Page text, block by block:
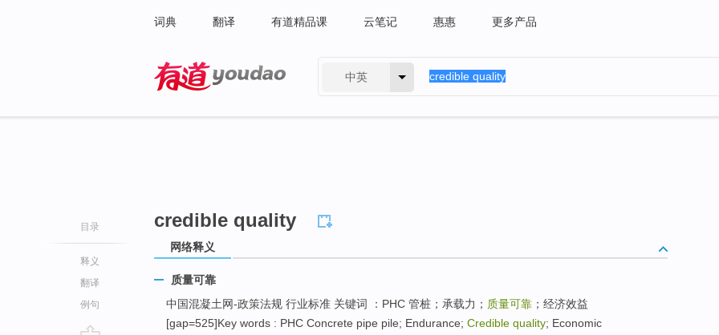
词典 翻译 有道精品课 云笔记 惠惠 更多产品
中英
目录
释义
翻译
例句
credible quality
网络释义
质量可靠
中国混凝土网-政策法规 行业标准 关键词 ：PHC 管桩；承载力； 质量可靠 ；经济效益
[gap=525]Key words : PHC Concrete pipe pile; Endurance; Credible quality; Economic